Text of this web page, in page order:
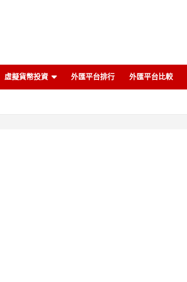
虛擬貨幣投資 外匯平台排行 外匯平台比較